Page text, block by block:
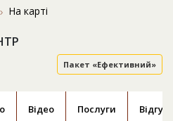
На карті
Пакет «Ефективний»
Відео Послуги